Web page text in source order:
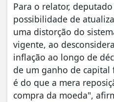
Para o relator,
possibilidade de
uma distorção do
vigente, ao
inflação ao longo de
de um ganho de
é do que a mera
compra da moeda",